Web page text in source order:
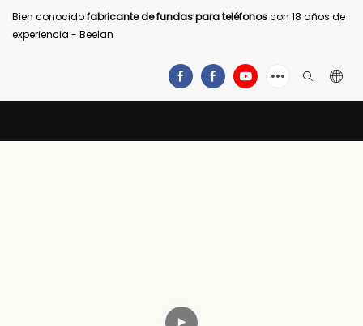
Bien conocidofabricante de fundas para teléfonoscon 18 años de
experiencia - Beelan